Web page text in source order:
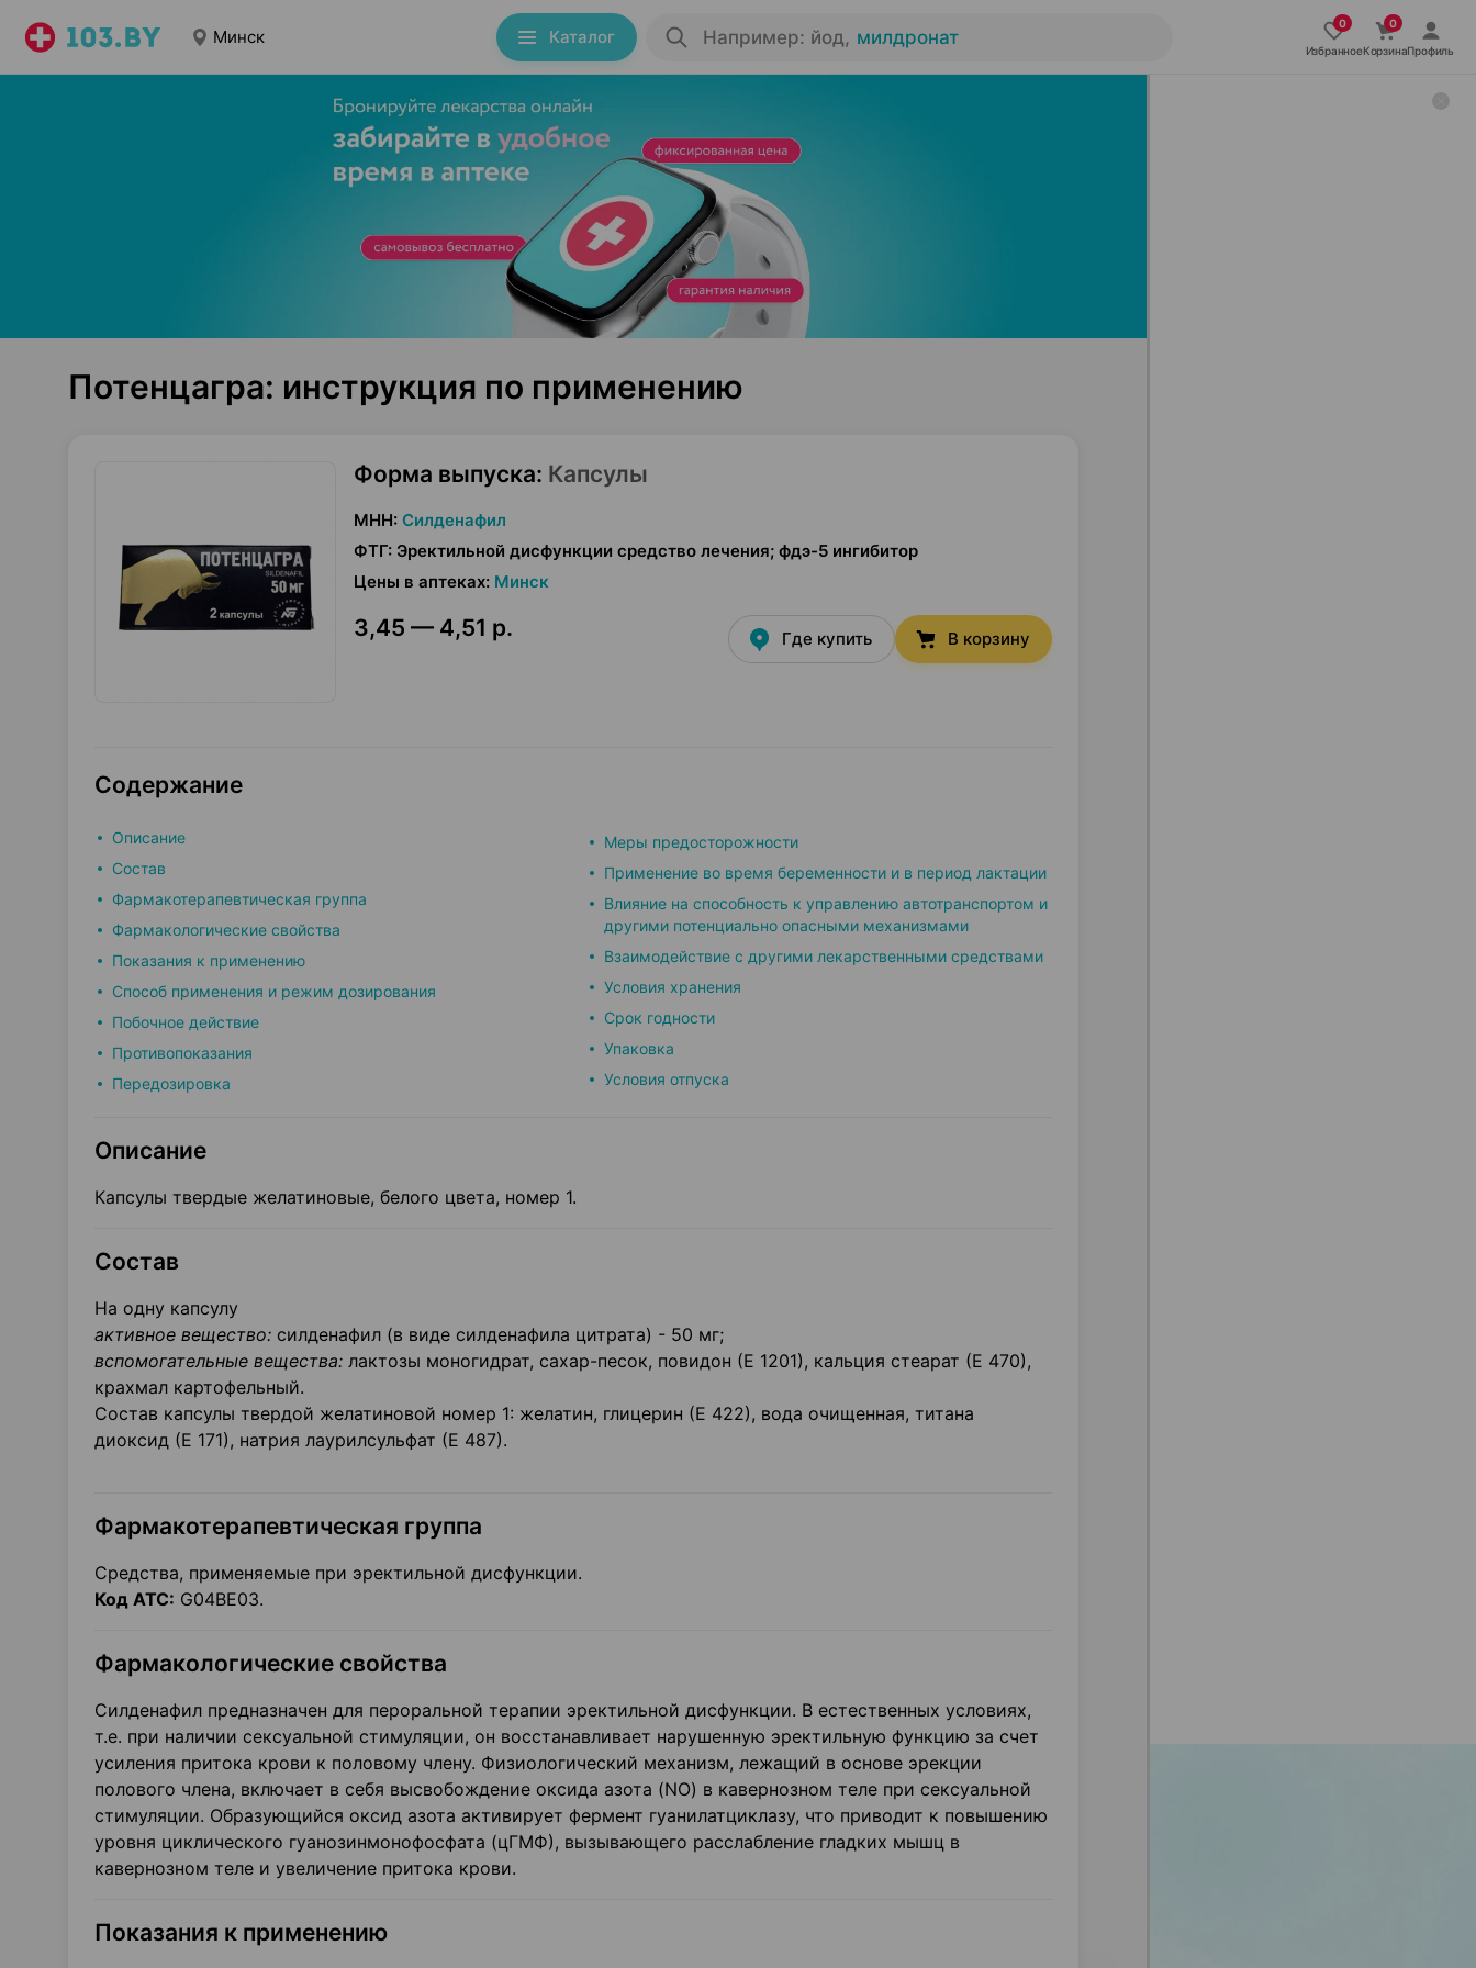
Минск Каталог Например: йод, милдронат
ИзбранноеКорзинаПрофиль
Потенцагра: инструкция по применению
Форма выпуска: Капсулы
МНН: Силденафил
ФТГ: Эректильной дисфункции средство лечения; фдэ-5 ингибитор
Цены в аптеках: Минск
3,45 — 4,51 р. Где купить В корзину
Содержание
Описание
Состав
Фармакотерапевтическая группа
Фармакологические свойства
Показания к применению
Способ применения и режим дозирования
Побочное действие
Противопоказания
Передозировка
Меры предосторожности
Применение во время беременности и в период лактации
Влияние на способность к управлению автотранспортом и
другими потенциально опасными механизмами
Взаимодействие с другими лекарственными средствами
Условия хранения
Срок годности
Упаковка
Условия отпуска
Описание
Капсулы твердые желатиновые, белого цвета, номер 1.
Состав
На одну капсулу
активное вещество: силденафил (в виде силденафила цитрата) - 50 мг;
вспомогательные вещества: лактозы моногидрат, сахар-песок, повидон (Е 1201), кальция стеарат (Е 470),
крахмал картофельный.
Состав капсулы твердой желатиновой номер 1: желатин, глицерин (Е 422), вода очищенная, титана
диоксид (Е 171), натрия лаурилсульфат (Е 487).
Фармакотерапевтическая группа
Средства, применяемые при эректильной дисфункции.
Код АТС: G04BE03.
Фармакологические свойства
Силденафил предназначен для пероральной терапии эректильной дисфункции. В естественных условиях,
т.е. при наличии сексуальной стимуляции, он восстанавливает нарушенную эректильную функцию за счет
усиления притока крови к половому члену. Физиологический механизм, лежащий в основе эрекции
полового члена, включает в себя высвобождение оксида азота (NO) в кавернозном теле при сексуальной
стимуляции. Образующийся оксид азота активирует фермент гуанилатциклазу, что приводит к повышению
уровня циклического гуанозинмонофосфата (цГМФ), вызывающего расслабление гладких мышц в
кавернозном теле и увеличение притока крови.
Показания к применению